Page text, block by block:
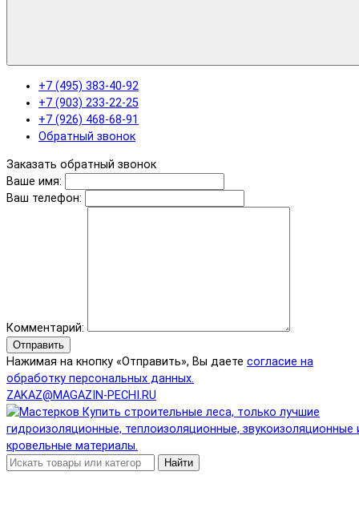
+7 (495) 383-40-92
+7 (903) 233-22-25
+7 (926) 468-68-91
Обратный звонок
Заказать обратный звонок
Ваше имя:
Ваш телефон:
Комментарий:
Отправить
Нажимая на кнопку «Отправить», Вы даете согласие на
обработку персональных данных.
ZAKAZ@MAGAZIN-PECHI.RU
Найти